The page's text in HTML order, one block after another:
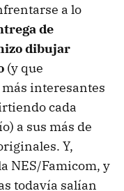
a lo
de
dibujar
(y que
interesantes
cada
a sus más de
Y,
NES/Famicom, y
todavía salían